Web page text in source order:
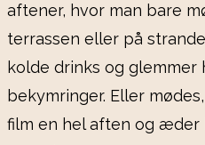
aftener, hvor man bare
terrassen eller på
kolde drinks og glemmer
bekymringer. Eller
film en hel aften og æder